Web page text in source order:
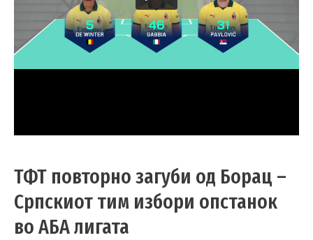
ТФТ повторно загуби од Борац –
Српскиот тим избори опстанок
во АБА лигата